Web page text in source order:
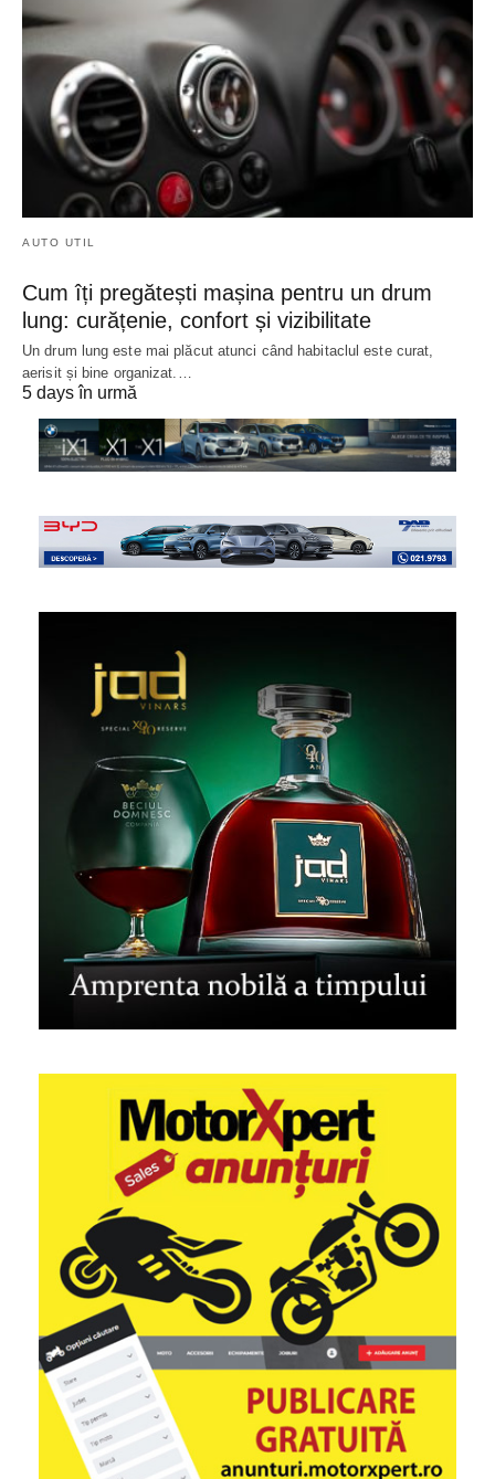
AUTO UTIL
Cum îți pregătești mașina pentru un drum
lung: curățenie, confort și vizibilitate
Un drum lung este mai plăcut atunci când habitaclul este curat,
aerisit și bine organizat.…
5 days în urmă